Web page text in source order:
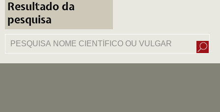
Resultado da
pesquisa